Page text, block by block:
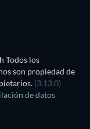
Todos los
son propiedad de
(3.13.0)
de datos